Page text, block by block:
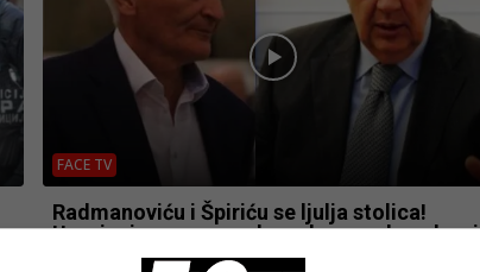
FACE TV
Radmanoviću i Špiriću se ljulja stolica!
Usvajanje sva evropska zakona palo u drugi